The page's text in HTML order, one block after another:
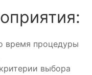
время процедуры
выбора